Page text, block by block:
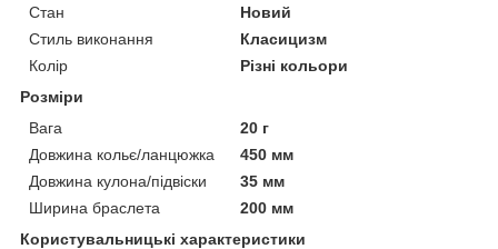
Стан
Новий
Стиль виконання
Класицизм
Колір
Різні кольори
Розміри
Вага
20 г
Довжина кольє/ланцюжка
450 мм
Довжина кулона/підвіски
35 мм
Ширина браслета
200 мм
Користувальницькі характеристики